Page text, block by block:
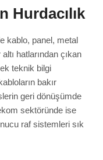
Hurdacılık
kablo, panel, metal
hatlarından çıkan
teknik bilgi
bakır
geri dönüşümde
sektöründe ise
raf sistemleri sık